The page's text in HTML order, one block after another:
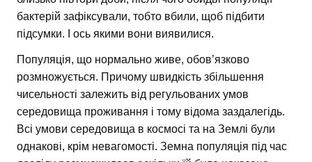
бактерій зафіксували, тобто вбили, щоб підбити
підсумки. І ось якими вони виявилися.
Популяція, що нормально живе, обов’язково
розмножується. Причому швидкість збільшення
чисельності залежить від регульованих умов
середовища проживання і тому відома заздалегідь.
Всі умови середовища в космосі та на Землі були
однакові, крім невагомості. Земна популяція під час